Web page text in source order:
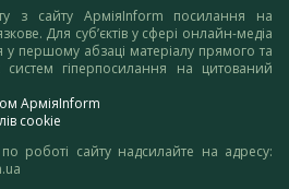
з сайту АрміяInform посилання на
Для суб’єктів у сфері онлайн-медіа
першому абзаці матеріалу прямого та
систем гіперпосилання на цитований
АрміяInform
cookie
роботі сайту надсилайте на адресу: